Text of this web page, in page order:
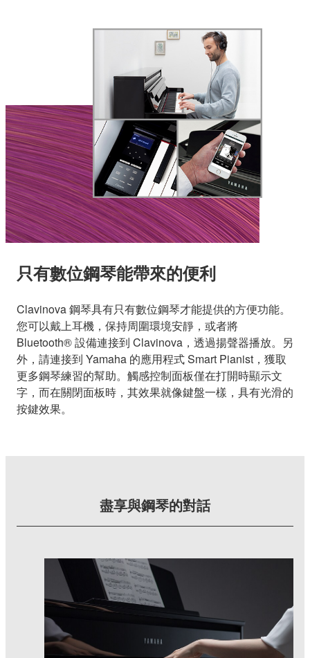
只有數位鋼琴能帶來的便利
Clavinova 鋼琴具有只有數位鋼琴才能提供的方便功能。
您可以戴上耳機，保持周圍環境安靜，或者將
Bluetooth® 設備連接到 Clavinova，透過揚聲器播放。另
外，請連接到 Yamaha 的應用程式 Smart Pianist，獲取
更多鋼琴練習的幫助。觸感控制面板僅在打開時顯示文
字，而在關閉面板時，其效果就像鍵盤一樣，具有光滑的
按鍵效果。
盡享與鋼琴的對話